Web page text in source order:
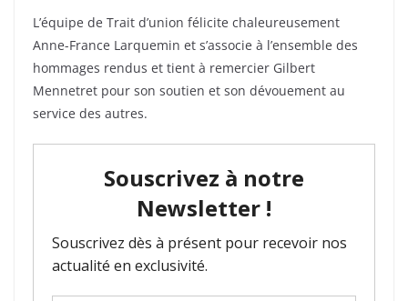
L’équipe de Trait d’union félicite chaleureusement
Anne-France Larquemin et s’associe à l’ensemble des
hommages rendus et tient à remercier Gilbert
Mennetret pour son soutien et son dévouement au
service des autres.